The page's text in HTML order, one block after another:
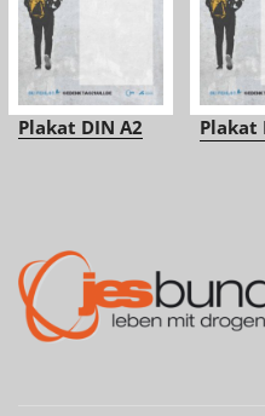
Plakat DIN A2 Plakat